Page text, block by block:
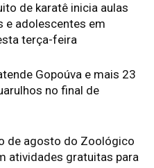
de karatê inicia aulas
e adolescentes em
terça-feira
Gopoúva e mais 23
no final de
de agosto do Zoológico
atividades gratuitas para